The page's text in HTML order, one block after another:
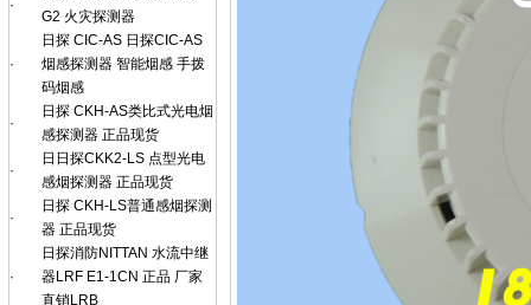
·
G2 火灾探测器
·
日探 CIC-AS 日探CIC-AS
烟感探测器 智能烟感 手拨
码烟感
·
日探 CKH-AS类比式光电烟
感探测器 正品现货
·
日日探CKK2-LS 点型光电
感烟探测器 正品现货
·
日探 CKH-LS普通感烟探测
器 正品现货
·
日探消防NITTAN 水流中继
器LRF E1-1CN 正品 厂家
直销LRB